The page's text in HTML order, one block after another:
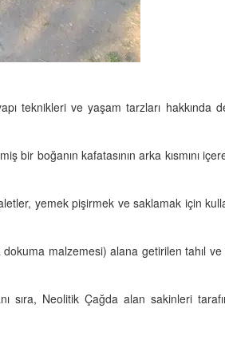
teknikleri ve yaşam tarzları hakkında
bir boğanın kafatasının arka kısmını
yemek pişirmek ve saklamak için
dokuma malzemesi) alana getirilen tahıl
sıra, Neolitik Çağda alan sakinleri